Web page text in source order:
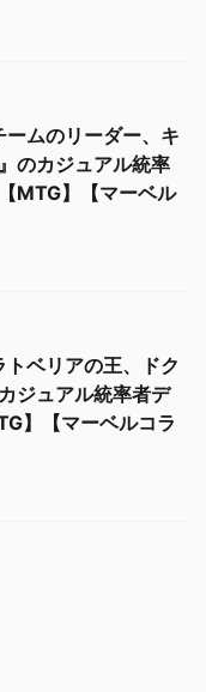
ームのリーダー、キ
のカジュアル統率
MTG】【マーベル
トベリアの王、ドク
ジュアル統率者デ
】【マーベルコラ